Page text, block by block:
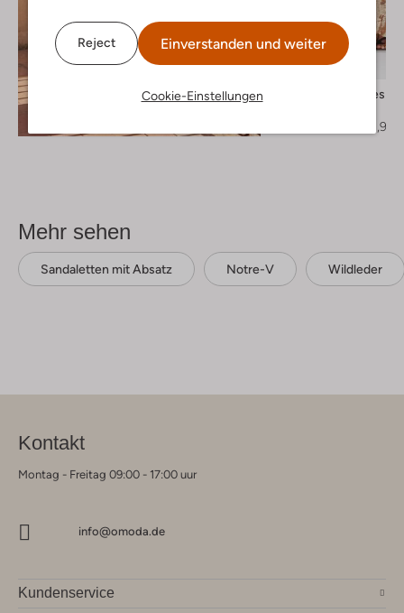
Reject Einverstanden und weiter
Cookie-Einstellungen
Letzter Artikel
-50%
Mes Demoiselles
€ 221,99
Mehr sehen
Sandaletten mit Absatz Notre-V Wildleder
Kontakt
Montag - Freitag 09:00 - 17:00 uur
info@omoda.de
Kundenservice